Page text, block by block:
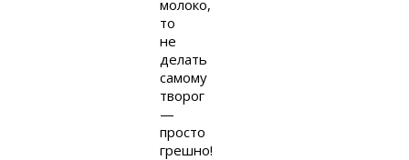
молоко,
то
не
делать
самому
творог
—
просто
грешно!